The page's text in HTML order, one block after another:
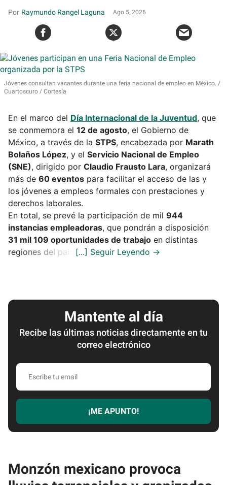
Raymundo Rangel Laguna Ago 5, 2026
Jóvenes consultan vacantes durante una feria nacional de empleo en México.
Cuartoscuro / Cortesía
En el marco del Día Internacional de la Juventud, que
se conmemora el 12 de agosto, el Gobierno de
México, a través de la STPS, encabezada por Marath
Bolaños López, y el Servicio Nacional de Empleo
(SNE), dirigido por Claudio Frausto Lara, organizará
más de 60 eventos para facilitar el acceso de las y
los jóvenes a empleos formales con prestaciones y
derechos laborales.
En total, se prevé la participación de mil 944
instancias empleadoras, que pondrán a disposición
31 mil 109 oportunidades de trabajo en distintas
regiones del país.
Mantente al día
Recibe las últimas noticias directamente en tu
correo electrónico
Escribe
email
¡ME APUNTO!
Monzón mexicano provoca